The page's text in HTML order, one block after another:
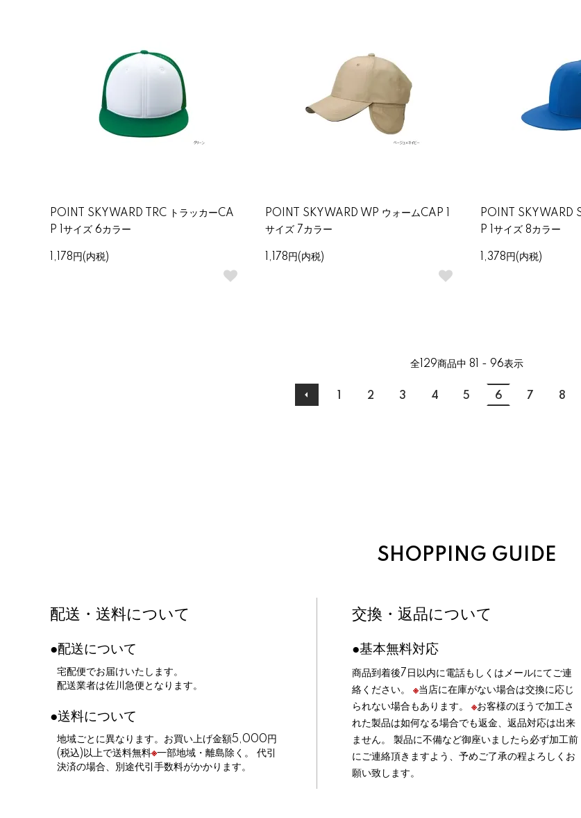
POINT SKYWARD TRC トラッカーCA
P 1サイズ 6カラー
1,178円(内税)
POINT SKYWARD WP ウォームCAP 1
サイズ 7カラー
1,178円(内税)
POINT SKYWARD
P 1サイズ 8カラー
1,378円(内税)
全129商品中 81 - 96表示
2 3 4 5 6 7 8
SHOPPING GUIDE
配送・送料について
●配送について
宅配便でお届けいたします。
配送業者は佐川急便となります。
●送料について
地域ごとに異なります。お買い上げ金額5,000円
(税込)以上で送料無料※一部地域・離島除く。 代引
決済の場合、別途代引手数料がかかります。
交換・返品について
●基本無料対応
商品到着後7日以内に電話もしくはメールにてご連
絡ください。 ※当店に在庫がない場合は交換に応じ
られない場合もあります。 ※お客様のほうで加工さ
れた製品は如何なる場合でも返金、返品対応は出来
ません。 製品に不備など御座いましたら必ず加工前
にご連絡頂きますよう、予めご了承の程よろしくお
願い致します。